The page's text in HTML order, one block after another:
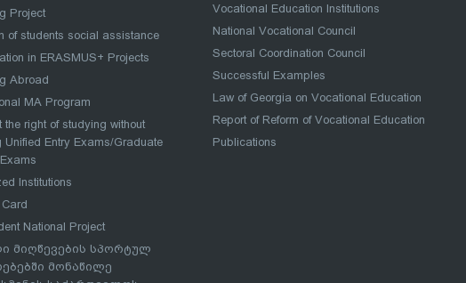
Project
of students social assistance
in ERASMUS+ Projects
Abroad
MA Program
the right of studying without
Unified Entry Exams/Graduate
Institutions
National Project
მიღწევების სპორტულ
მონაწილე
Vocational Education Institutions
National Vocational Council
Sectoral Coordination Council
Successful Examples
Law of Georgia on Vocational Education
Report of Reform of Vocational Education
Publications